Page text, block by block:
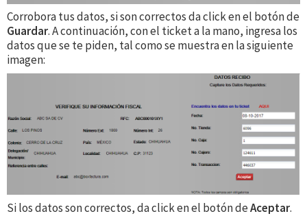
Corrobora tus datos, si son correctos da click en el botón de
Guardar. A continuación, con el ticket a la mano, ingresa los
datos que se te piden, tal como se muestra en la siguiente
imagen:
Si los datos son correctos, da click en el botón deAceptar.